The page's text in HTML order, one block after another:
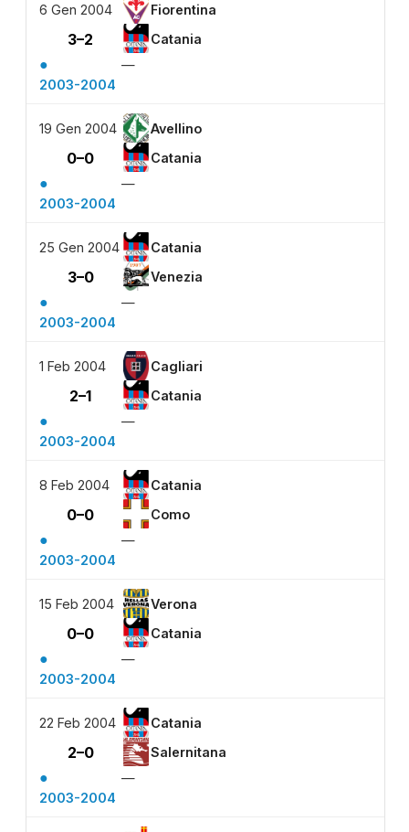
6 Gen 2004 Fiorentina
3–2 Catania
●
—
2003-2004
19 Gen 2004 Avellino
0–0 Catania
●
—
2003-2004
25 Gen 2004 Catania
3–0 Venezia
●
—
2003-2004
1 Feb 2004 Cagliari
2–1 Catania
●
—
2003-2004
8 Feb 2004 Catania
0–0 Como
●
—
2003-2004
15 Feb 2004 Verona
0–0 Catania
●
—
2003-2004
22 Feb 2004 Catania
2–0 Salernitana
●
—
2003-2004